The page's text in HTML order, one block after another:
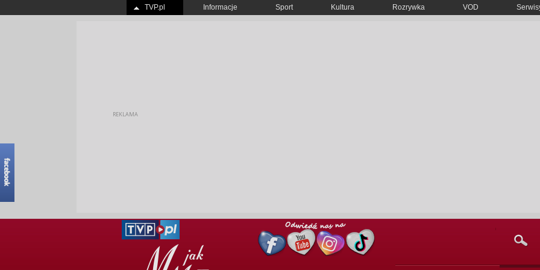
TVP.pl Informacje Sport Kultura Rozrywka VOD